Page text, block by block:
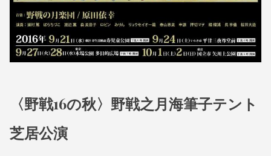
〈野戦16の秋〉野戦之月海筆子テント
芝居公演